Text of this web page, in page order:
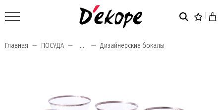
Главная ПОСУДА ... Дизайнерские бокалы